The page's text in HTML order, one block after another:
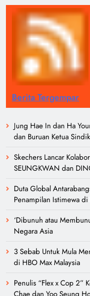
Berita Tergempar
Jung Hae In dan Ha
dan Buruan Ketua
Skechers Lancar
SEUNGKWAN dan
Duta Global
Penampilan Istimewa
‘Dibunuh atau
Negara Asia
3 Sebab Untuk Mula
di HBO Max Malaysia
Penulis “Flex x Cop 2”